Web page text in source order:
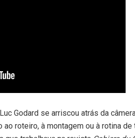
Godard se arriscou atrás da
roteiro, à montagem ou à rotina